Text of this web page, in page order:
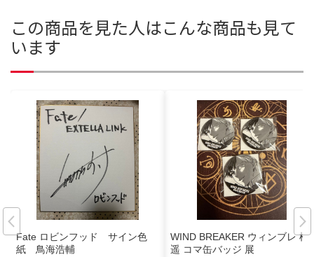
この商品を見た人はこんな商品も見て
います
Fate ロビンフッド サイン色
紙 鳥海浩輔
WIND BREAKER ウィンブレ 桜
遥 コマ缶バッジ 展